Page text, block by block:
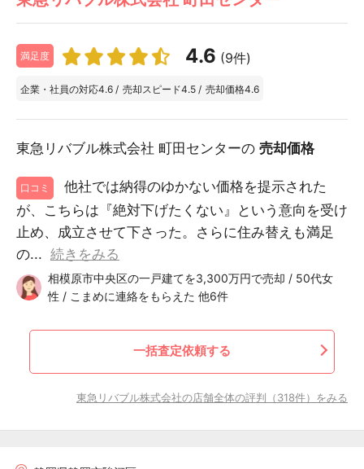
満足度 4.6 (9件)
企業・社員の対応4.6 / 売却スピード4.5 / 売却価格4.6
東急リバブル株式会社 町田センターの 売却価格
口コミ
他社では納得のゆかない価格を提示された
が、こちらは『絶対下げたくない』という意向を受け
止め、成立させて下さった。さらに住み替えも満足
の... 続きをみる
相模原市中央区の一戸建てを3,300万円で売却 / 50代女
性 / こまめに連絡をもらえた 他6件
一括査定依頼する
東急リバブル株式会社の店舗全体の評判（318件）をみる